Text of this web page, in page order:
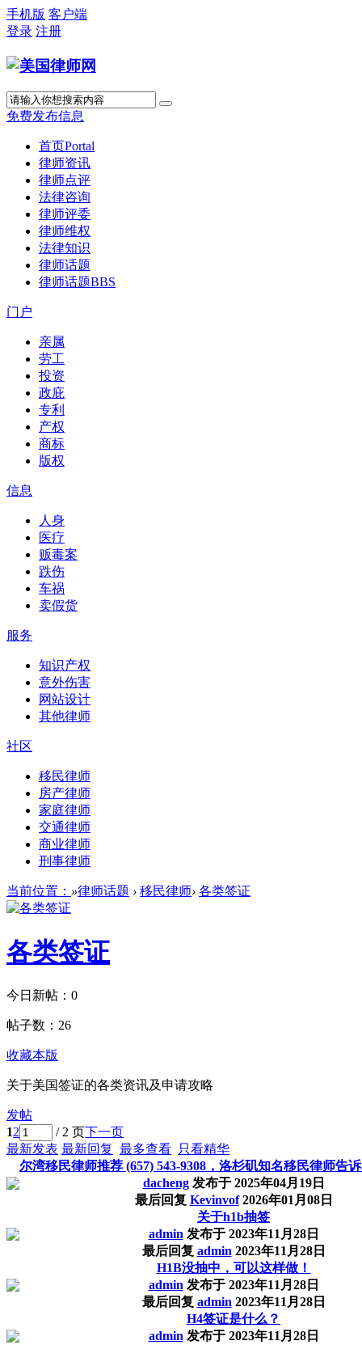
手机版 客户端
登录 注册
免费发布信息
首页Portal
律师资讯
律师点评
法律咨询
律师评委
律师维权
法律知识
律师话题
律师话题BBS
门户
亲属
劳工
投资
政庇
专利
产权
商标
版权
信息
人身
医疗
贩毒案
跌伤
车祸
卖假货
服务
知识产权
意外伤害
网站设计
其他律师
社区
移民律师
房产律师
家庭律师
交通律师
商业律师
刑事律师
当前位置： »律师话题 › 移民律师› 各类签证
各类签证
今日新帖： 0
帖子数： 26
收藏本版
关于美国签证的各类资讯及申请攻略
发帖
12 / 2 页下一页
最新发表 最新回复 最多查看 只看精华
尔湾移民律师推荐 (657) 543-9308，洛杉矶知名移民律师告
dacheng 发布于 2025年04月19日
最后回复 Kevinvof 2026年01月08日
关于h1b抽签
admin 发布于 2023年11月28日
最后回复 admin 2023年11月28日
H1B没抽中，可以这样做！
admin 发布于 2023年11月28日
最后回复 admin 2023年11月28日
H4签证是什么？
admin 发布于 2023年11月28日